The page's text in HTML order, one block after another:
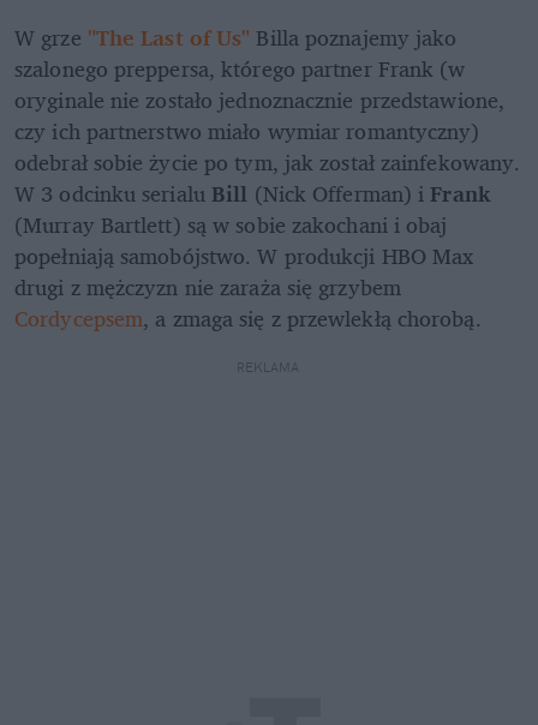
W grze "The Last of Us" Billa poznajemy jako
szalonego preppersa, którego partner Frank (w
oryginale nie zostało jednoznacznie przedstawione,
czy ich partnerstwo miało wymiar romantyczny)
odebrał sobie życie po tym, jak został zainfekowany.
W 3 odcinku serialu Bill (Nick Offerman) i Frank
(Murray Bartlett) są w sobie zakochani i obaj
popełniają samobójstwo. W produkcji HBO Max
drugi z mężczyzn nie zaraża się grzybem
Cordycepsem, a zmaga się z przewlekłą chorobą.
REKLAMA